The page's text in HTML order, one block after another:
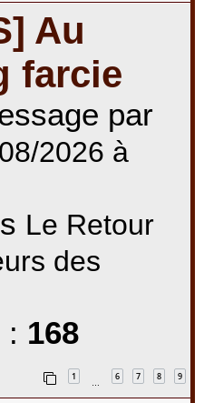
Au
farcie
par
2026 à
Le Retour
des
: 168
1 6 7 8 9